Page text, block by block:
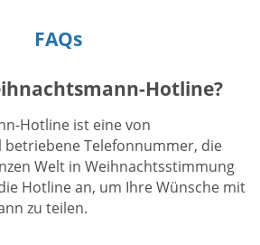
FAQs
Hotline?
Hotline ist eine von
betriebene Telefonnummer, die
Welt in Weihnachtsstimmung
Hotline an, um Ihre Wünsche mit
zu teilen.